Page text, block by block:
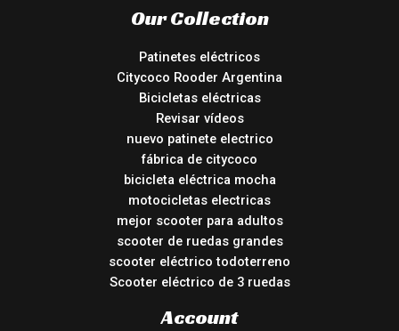
Our Collection
Patinetes eléctricos
Citycoco Rooder Argentina
Bicicletas eléctricas
Revisar vídeos
nuevo patinete electrico
fábrica de citycoco
bicicleta eléctrica mocha
motocicletas electricas
mejor scooter para adultos
scooter de ruedas grandes
scooter eléctrico todoterreno
Scooter eléctrico de 3 ruedas
Account